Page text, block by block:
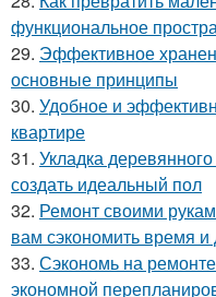
функциональное
29. Эффективное
основные принципы
30. Удобное и
квартире
31. Укладка
создать идеальный пол
32. Ремонт своими
вам сэкономить время и
33. Сэкономь на
экономной